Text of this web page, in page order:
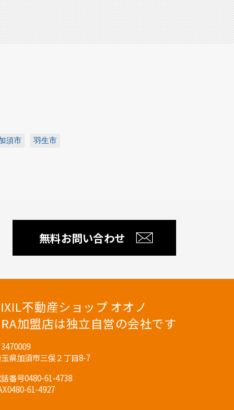
須市 羽生市
無料お問い合わせ
不動産ショップ オオノ
加盟店は独立自営の会社です
3470009
県加須市三俣２丁目8-7
番号0480-61-4738
0480-61-4927